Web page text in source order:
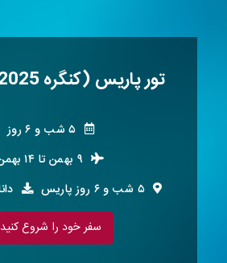
تور پاریس (کنگره IMCAS 2025)
۵ شب و ۶ روز
۹ بهمن
تا ۱۴ بهمن
۵ شب و ۶ روز پاریس
سفر خود را شروع کنید